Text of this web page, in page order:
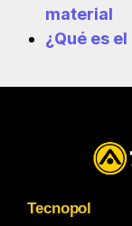
material
¿Qué es
Tecnopol